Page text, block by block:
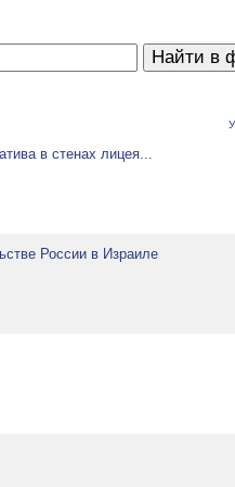
в стенах лицея...
России в Израиле